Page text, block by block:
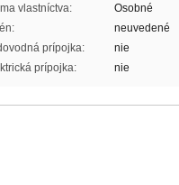
vlastníctva:
Osobné
neuvedené
prípojka:
nie
prípojka:
nie